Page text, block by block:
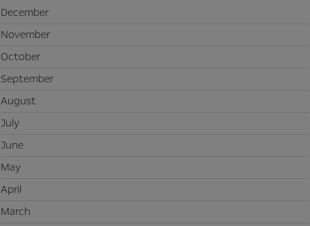
December
November
October
September
August
July
June
May
April
March